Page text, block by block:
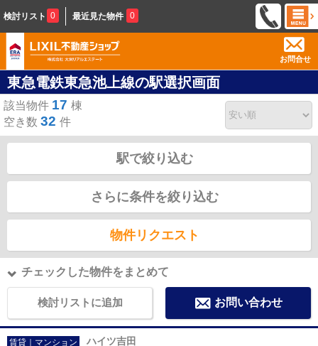
検討リスト 0 最近見た物件 0
お問合せ
東急電鉄東急池上線の駅選択画面
該当物件 17 棟
空き数 32 件
駅で絞り込む
さらに条件を絞り込む
物件リクエスト
チェックした物件をまとめて
検討リストに追加 お問い合わせ
賃貸｜マンション ハイツ吉田